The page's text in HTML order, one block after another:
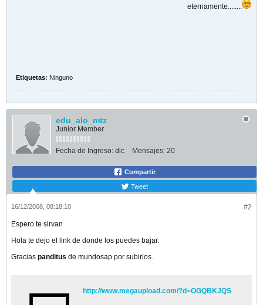
eternamente........
Etiquetas: Ninguno
edu_alo_mtz
Junior Member
Fecha de Ingreso: dic Mensajes: 20
Compartir
Tweet
#2
16/12/2008, 08:18:10
Espero te sirvan
Hola te dejo el link de donde los puedes bajar.
Gracias panditus de mundosap por subirlos.
http://www.megaupload.com/?d=OGQBKJQS